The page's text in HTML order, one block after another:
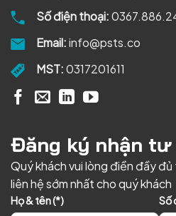
Số điện thoại:
Email:info@psts.co
MST:0317201611
Đăng ký nhận tư
Quý khách vui lòng điền đầy
liên hệ sớm nhất cho quý khách
Họ & tên (*) Số